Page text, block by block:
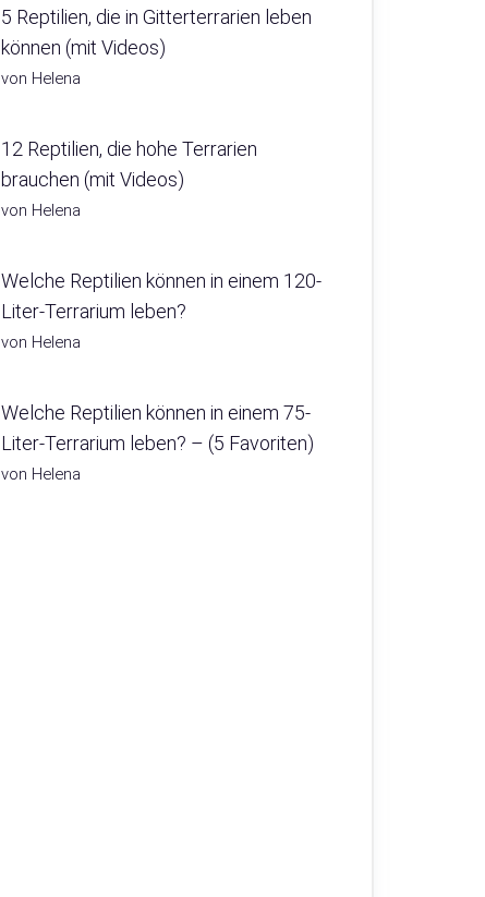
5 Reptilien, die in Gitterterrarien leben
können (mit Videos)
von Helena
12 Reptilien, die hohe Terrarien
brauchen (mit Videos)
von Helena
Welche Reptilien können in einem 120-
Liter-Terrarium leben?
von Helena
Welche Reptilien können in einem 75-
Liter-Terrarium leben? – (5 Favoriten)
von Helena